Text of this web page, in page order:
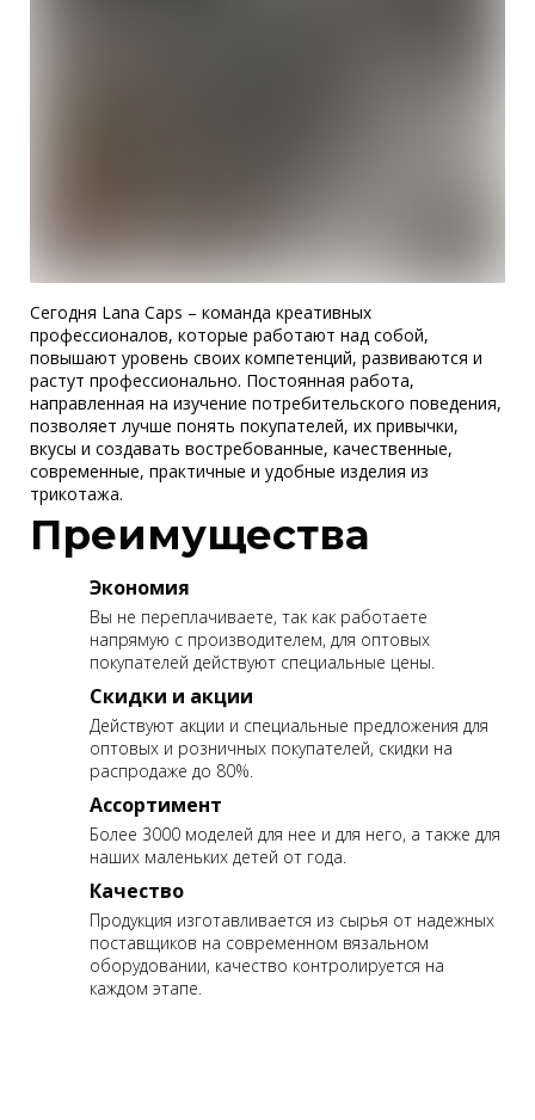
Сегодня Lana Caps – команда креативных
профессионалов, которые работают над собой,
повышают уровень своих компетенций, развиваются и
растут профессионально. Постоянная работа,
направленная на изучение потребительского поведения,
позволяет лучше понять покупателей, их привычки,
вкусы и создавать востребованные, качественные,
современные, практичные и удобные изделия из
трикотажа.
Преимущества
Экономия
Вы не переплачиваете, так как работаете
напрямую с производителем, для оптовых
покупателей действуют специальные цены.
Скидки и акции
Действуют акции и специальные предложения для
оптовых и розничных покупателей, скидки на
распродаже до 80%.
Ассортимент
Более 3000 моделей для нее и для него, а также для
наших маленьких детей от года.
Качество
Продукция изготавливается из сырья от надежных
поставщиков на современном вязальном
оборудовании, качество контролируется на
каждом этапе.